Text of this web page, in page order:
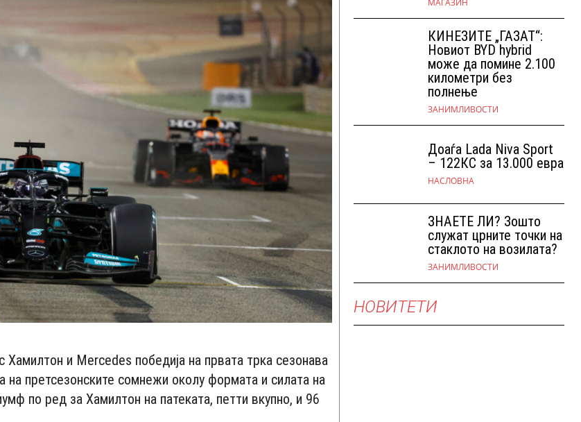
и Mercedes победија на првата трка сезонава
на претсезонските сомнежи околу формата и силата на
по ред за Хамилтон на патеката, петти вкупно, и 96
КИНЕЗИТЕ „ГАЗАТ“:
Новиот BYD hybrid
може да помине 2.100
километри без
полнење
ЗАНИМЛИВОСТИ
Доаѓа Lada Niva Sport
– 122КС за 13.000 евра
НАСЛОВНА
ЗНАЕТЕ ЛИ? Зошто
служат црните точки на
стаклото на возилата?
ЗАНИМЛИВОСТИ
НОВИТЕТИ